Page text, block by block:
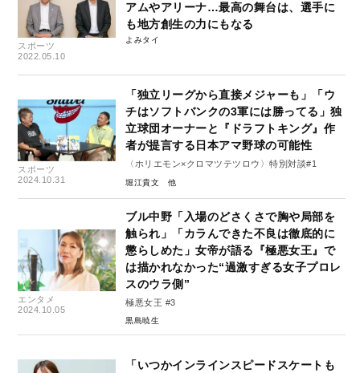
スポーツ
2022.05.10
アムやアリーナ…最高の舞台は、選手に
も地方創生の力にもなる
よみタイ
スポーツ
2024.10.31
「独立リーグから直接メジャーも」「ウ
チはソフトバンクの3軍には勝ってる」独
立球団オーナーと『ドラフトキング』作
者が提言する日本アマ野球の可能性
〈ホリエモン×クロマツテツロウ〉特別対談#1
堀江貴文
エンタメ
2024.10.05
ブル中野「入場のどさくさで胸や局部を
触られ」「カラんできた不良は徹底的に
懲らしめた」女帝が語る『極悪女王』で
は描かれなかった“過激すぎる女子プロレ
スのウラ側”
極悪女王 #3
黒島暁生
「いつかインラインスピードスケートも